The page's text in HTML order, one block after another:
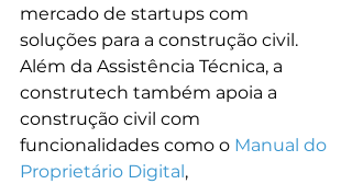
mercado de startups com
soluções para a construção civil.
Além da Assistência Técnica, a
construtech também apoia a
construção civil com
funcionalidades como o Manual do
Proprietário Digital,